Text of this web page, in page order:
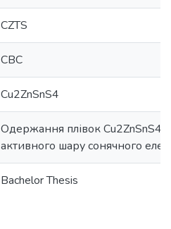
CZTS
СВС
Cu2ZnSnS4
Одержання плівок Cu2ZnSnS4 в
активного шару сонячного
Bachelor Thesis